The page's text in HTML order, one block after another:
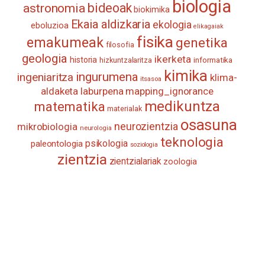
astronomia bideoak biokimika biologia
eboluzioa Ekaia aldizkaria ekologia elikagaiak
emakumeak filosofia fisika genetika
geologia historia hizkuntzalaritza ikerketa informatika
ingeniaritza ingurumena itsasoa kimika klima-
aldaketa laburpena mapping_ignorance
matematika materialak medikuntza
mikrobiologia neurologia neurozientzia osasuna
paleontologia psikologia soziologia teknologia
zientzia zientzialariak zoologia